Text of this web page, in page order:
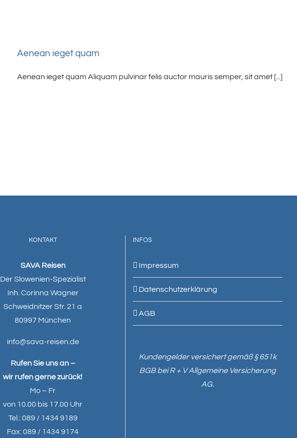
Aenean ieget quam
Aenean ieget quam Aliquam pulvinar felis auctor mauris semper, sit amet [...]
KONTAKT
SAVA Reisen
Der Slowenien-Spezialist
Inh. Corinna Wagner
Schweidnitzer Str. 21 a
80997 München
info@sava-reisen.de
Rufen Sie uns an –
wir rufen gerne zurück!
Mo – Fr
von 10.00 bis 17.00 Uhr
Tel.: 089 / 1434 9189
Fax: 089 / 1434 9174
INFOS
Impressum
Datenschutzerklärung
AGB
Kundengelder versichert gemäß § 651k
BGB bei R + V Allgemeine Versicherung
AG.